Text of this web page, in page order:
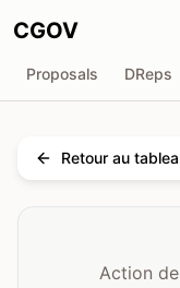
CGOV
Proposals DReps
Retour au
Action